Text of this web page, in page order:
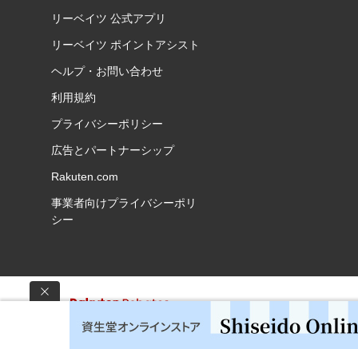
リーベイツ 公式アプリ
リーベイツ ポイントアシスト
ヘルプ・お問い合わせ
利用規約
プライバシーポリシー
広告とパートナーシップ
Rakuten.com
事業者向けプライバシーポリ
シー